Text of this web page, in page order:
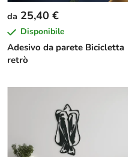
Adesivo da parete Bicicletta
retrò
da 25,40 €
Disponibile